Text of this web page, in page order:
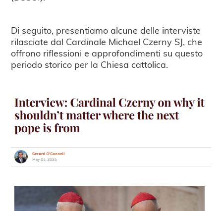
Di seguito, presentiamo alcune delle interviste
rilasciate dal Cardinale Michael Czerny SJ, che
offrono riflessioni e approfondimenti su questo
periodo storico per la Chiesa cattolica.